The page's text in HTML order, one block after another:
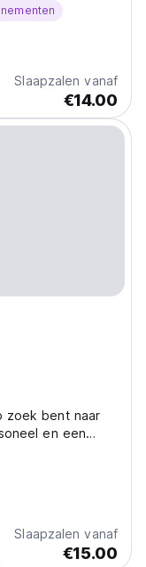
CENTRAAL
Slaapzalen vanaf
€14.00
zoek bent naar
en een
Slaapzalen vanaf
€15.00